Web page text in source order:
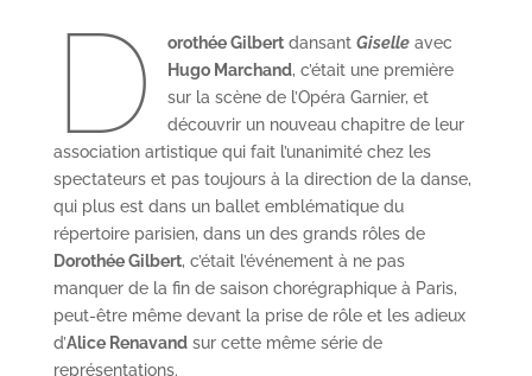
D orothée Gilbertdansant Giselleavec
Hugo Marchand, c’était une première
sur la scène de l’Opéra Garnier, et
découvrir un nouveau chapitre de leur
association artistique qui fait l’unanimité chez les
spectateurs et pas toujours à la direction de la danse,
qui plus est dans un ballet emblématique du
répertoire parisien, dans un des grands rôles de
Dorothée Gilbert, c’était l’événement à ne pas
manquer de la fin de saison chorégraphique à Paris,
peut-être même devant la prise de rôle et les adieux
d’Alice Renavandsur cette même série de
représentations.